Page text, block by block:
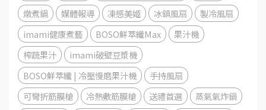
燉煮鍋
媒體報導 凍感美姬 冰鎮風扇
製冷風扇
imami健康煮藝
BOSO鮮萃纖Max
果汁機
榨蔬果汁
imami破壁豆漿機
BOSO鮮萃纖 | 冷壓慢磨果汁機
手持風扇
可彎折筋膜槍
冷熱敷筋膜槍 送禮首選
蒸氣氣炸鍋